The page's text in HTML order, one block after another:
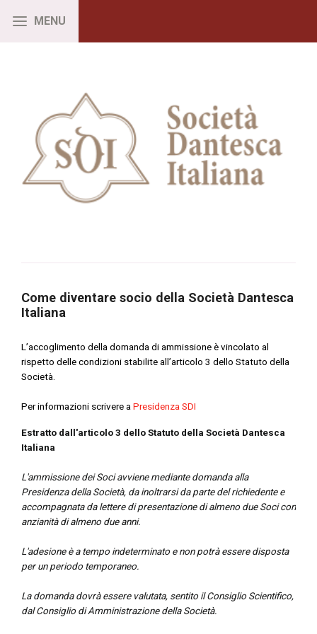
Come diventare socio della Società Dantesca
Italiana
L’accoglimento della domanda di ammissione è vincolato al
rispetto delle condizioni stabilite all’articolo 3 dello Statuto della
Società.
Per informazioni scrivere a Presidenza SDI
Estratto dall'articolo 3 dello Statuto della Società Dantesca
Italiana
L'ammissione dei Soci avviene mediante domanda alla
Presidenza della Società, da inoltrarsi da parte del richiedente e
accompagnata da lettere di presentazione di almeno due Soci con
anzianità di almeno due anni.
L'adesione è a tempo indeterminato e non potrà essere disposta
per un periodo temporaneo.
La domanda dovrà essere valutata, sentito il Consiglio Scientifico,
dal Consiglio di Amministrazione della Società.